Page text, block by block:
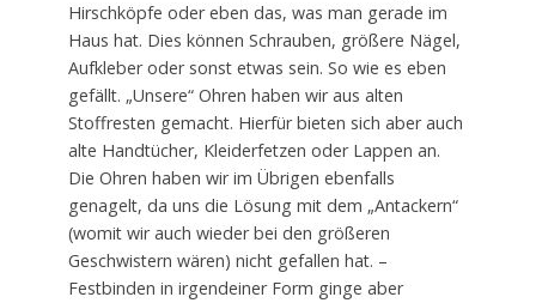
Hirschköpfe oder eben das, was man gerade im
Haus hat. Dies können Schrauben, größere Nägel,
Aufkleber oder sonst etwas sein. So wie es eben
gefällt. „Unsere“ Ohren haben wir aus alten
Stoffresten gemacht. Hierfür bieten sich aber auch
alte Handtücher, Kleiderfetzen oder Lappen an.
Die Ohren haben wir im Übrigen ebenfalls
genagelt, da uns die Lösung mit dem „Antackern“
(womit wir auch wieder bei den größeren
Geschwistern wären) nicht gefallen hat. –
Festbinden in irgendeiner Form ginge aber